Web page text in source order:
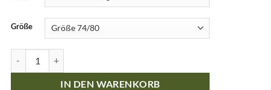
Größe
IN DEN WARENKORB